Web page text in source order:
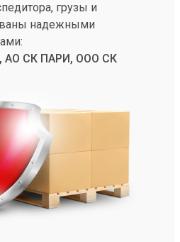
грузы и
надежными
АО СК ПАРИ, ООО СК